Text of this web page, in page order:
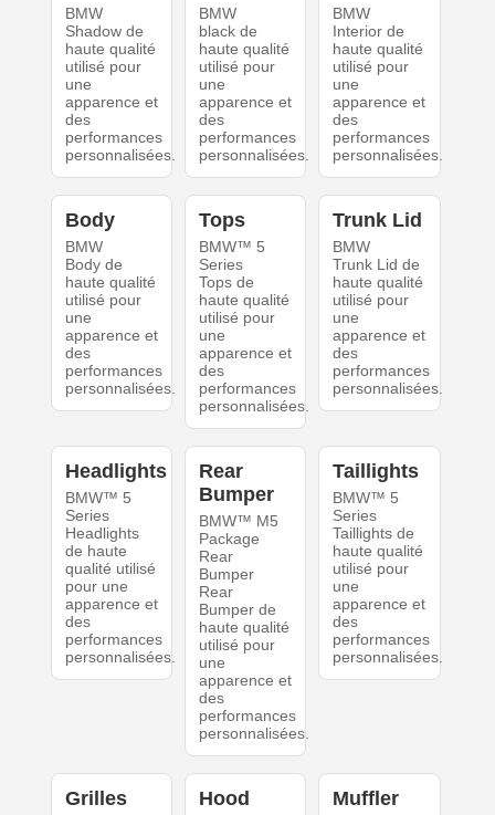
BMW
Shadow de
haute qualité
utilisé pour
une
apparence et
des
performances
personnalisées.
BMW
black de
haute qualité
utilisé pour
une
apparence et
des
performances
personnalisées.
BMW
Interior de
haute qualité
utilisé pour
une
apparence et
des
performances
personnalisées.
Body
BMW
Body de
haute qualité
utilisé pour
une
apparence et
des
performances
personnalisées.
Tops
BMW™ 5
Series
Tops de
haute qualité
utilisé pour
une
apparence et
des
performances
personnalisées.
Trunk Lid
BMW
Trunk Lid de
haute qualité
utilisé pour
une
apparence et
des
performances
personnalisées.
Headlights
BMW™ 5
Series
Headlights
de haute
qualité utilisé
pour une
apparence et
des
performances
personnalisées.
Rear
Bumper
BMW™ M5
Package
Rear
Bumper
Rear
Bumper de
haute qualité
utilisé pour
une
apparence et
des
performances
personnalisées.
Taillights
BMW™ 5
Series
Taillights de
haute qualité
utilisé pour
une
apparence et
des
performances
personnalisées.
Grilles Hood Muffler